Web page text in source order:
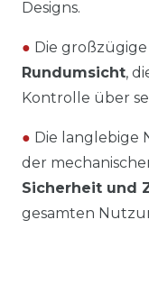
Designs.
● Die
Rundumsicht,
Kontrolle über
● Die langlebige
der
Sicherheit und
gesamten